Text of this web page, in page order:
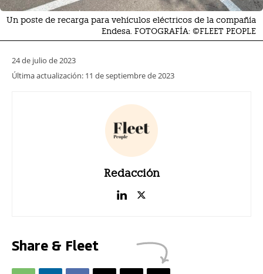
Un poste de recarga para vehículos eléctricos de la compañía
Endesa. FOTOGRAFÍA: ©FLEET PEOPLE
24 de julio de 2023
Última actualización: 11 de septiembre de 2023
Redacción
Share & Fleet